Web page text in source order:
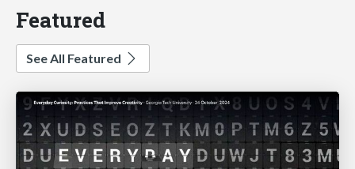
Featured
See All Featured